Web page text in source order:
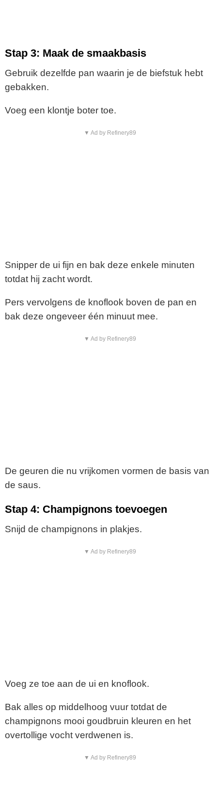
Stap 3: Maak de smaakbasis
Gebruik dezelfde pan waarin je de biefstuk hebt
gebakken.
Voeg een klontje boter toe.
▼ Ad by Refinery89
Snipper de ui fijn en bak deze enkele minuten
totdat hij zacht wordt.
Pers vervolgens de knoflook boven de pan en
bak deze ongeveer één minuut mee.
▼ Ad by Refinery89
De geuren die nu vrijkomen vormen de basis van
de saus.
Stap 4: Champignons toevoegen
Snijd de champignons in plakjes.
▼ Ad by Refinery89
Voeg ze toe aan de ui en knoflook.
Bak alles op middelhoog vuur totdat de
champignons mooi goudbruin kleuren en het
overtollige vocht verdwenen is.
▼ Ad by Refinery89